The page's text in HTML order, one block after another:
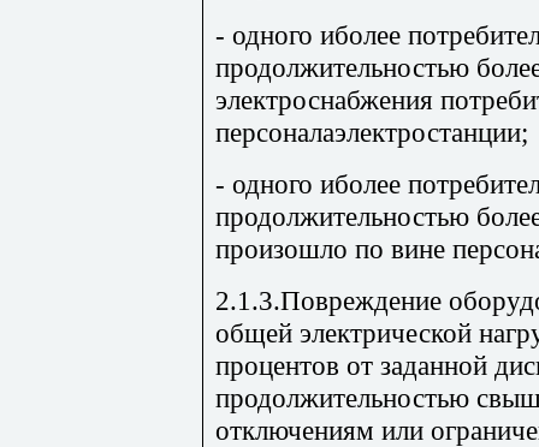
- одного иболее
продолжительностью
электроснабжения
персоналаэлектростанции;
- одного иболее
продолжительностью
произошло по вине
2.1.3.Повреждение
общей электрической
процентов от заданной
продолжительностью
отключениям или